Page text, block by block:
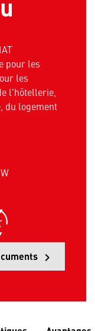
pour les
les
l'hôtellerie,
du logement
keyboard_arrow_right